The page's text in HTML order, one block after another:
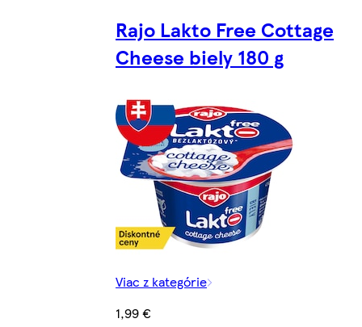
Rajo Lakto Free Cottage
Cheese biely 180 g
Viac z kategórie
1,99 €